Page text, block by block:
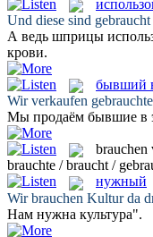
Und diese sind gebraucht
А ведь шприцы
крови.
бывший
Wir verkaufen gebrauchte
Мы продаём бывшие в
brauchen
brauchte / braucht /
нужный
Wirbrauchen Kultur da
Нам нужна культура".